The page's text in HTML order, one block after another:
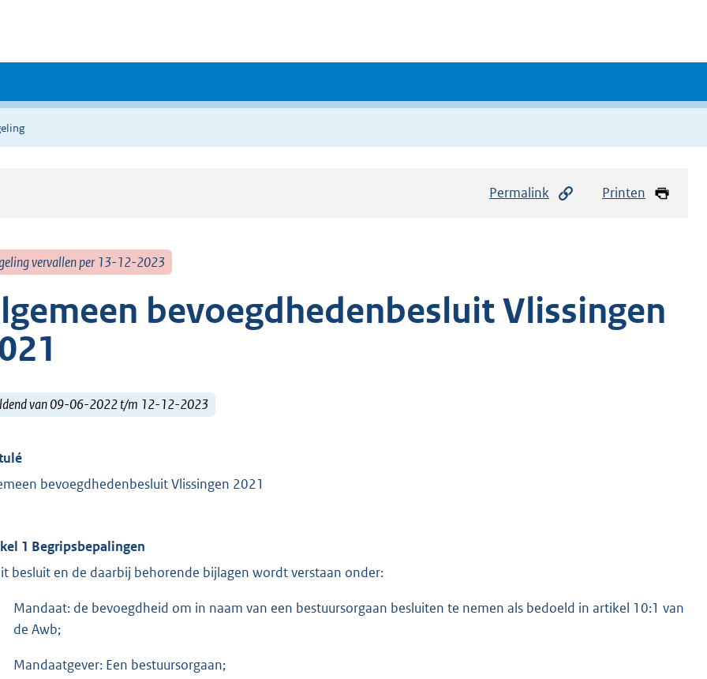
Permalink Printen
vervallen per 13-12-2023
bevoegdhedenbesluit Vlissingen
van 09-06-2022 t/m 12-12-2023
bevoegdhedenbesluit Vlissingen 2021
1 Begripsbepalingen
besluit en de daarbij behorende bijlagen wordt verstaan onder:
Mandaat: de bevoegdheid om in naam van een bestuursorgaan besluiten te nemen als bedoeld in artikel 10:1 van
de Awb;
Mandaatgever: Een bestuursorgaan;